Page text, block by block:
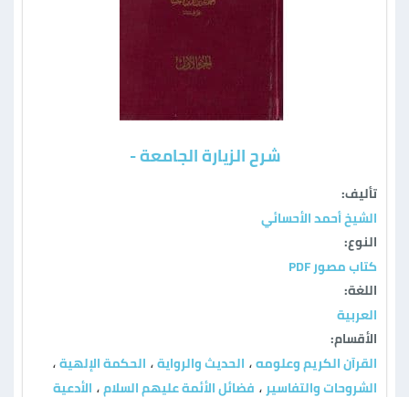
شرح الزيارة الجامعة -
تأليف:
الشيخ أحمد الأحسائي
النوع:
كتاب مصور PDF
اللغة:
العربية
الأقسام:
القرآن الكريم وعلومه ، الحديث والرواية ، الحكمة الإلهية ،
الشروحات والتفاسير ، فضائل الأئمة عليهم السلام ، الأدعية